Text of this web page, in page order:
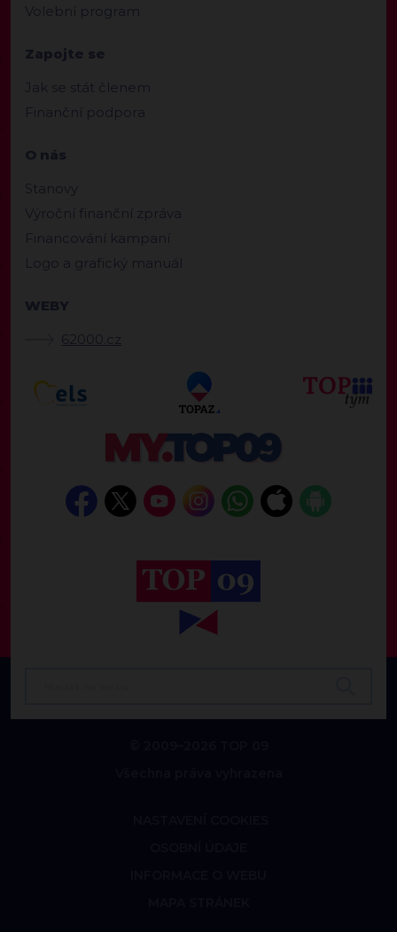
Volební program
Zapojte se
Jak se stát členem
Finanční podpora
O nás
Stanovy
Výroční finanční zpráva
Financování kampaní
Logo a grafický manuál
WEBY
62000.cz